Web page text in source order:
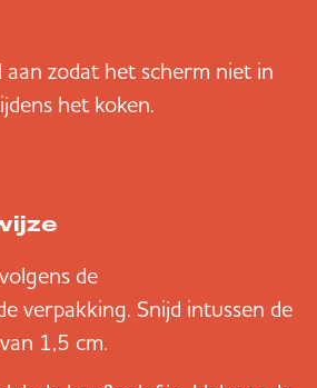
zodat het scherm niet in
het koken.
de
verpakking. Snijd intussen de
1,5 cm.